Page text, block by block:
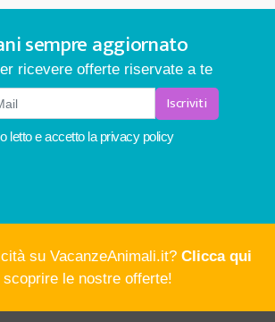
sempre aggiornato
ricevere offerte riservate a te
Iscriviti
letto e accetto la privacy policy
su VacanzeAnimali.it? Clicca qui
scoprire le nostre offerte!